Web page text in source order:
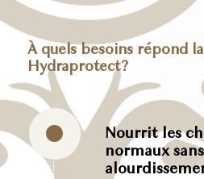
À quels besoins répond
Hydraprotect?
Nourrit les
normaux